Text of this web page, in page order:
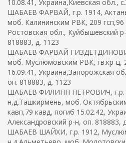
10.08.41, Украина,Киевская обл.,
ШАБАЕВ ФАРВАЙ, г.р. 1914,
моб. Калининским РВК, 209 гсп,96
Ростовская обл., Куйбышевский
818883, д. 1123
ШАБАЕВ ФАРВАЙ
моб. Муслюмовским РВК, гв.кр-ц,
16.09.41, Украина,Запорожская
оп. 818883, д. 1123
ШАБАЕВ ФИЛИПП ПЕТРОВИЧ, г.р.
н,д.Ташкирмень, моб.
кавп,79 кавд, погиб 15.02.42,
Александровский р-н, оп. 818883,
ШАБАЕВ ШАЙХИ, г.р. 1912,